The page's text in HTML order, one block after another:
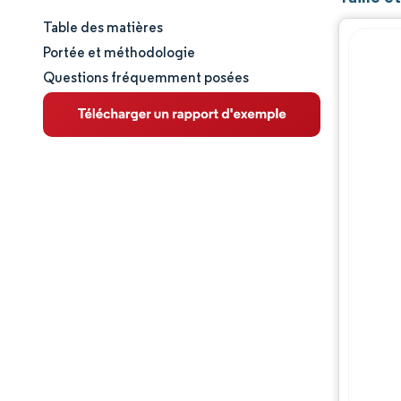
Taille et part de marché
Analyse du marché
Tendances et perspectives
Table des matières
Portée et méthodologie
Questions fréquemment posées